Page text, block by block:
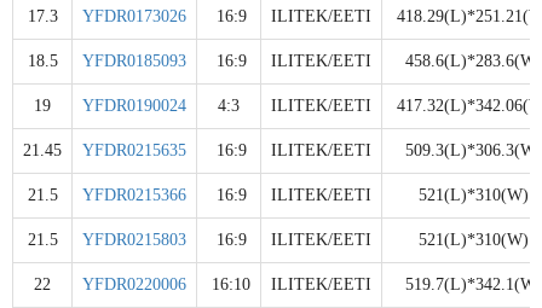
17.3 YFDR0173026 16:9 ILITEK/EETI
18.5 YFDR0185093 16:9 ILITEK/EETI 458.6(L)*283.6(W)
19 YFDR0190024 4:3 ILITEK/EETI
21.45 YFDR0215635 16:9 ILITEK/EETI 509.3(L)*306.3(W)
21.5 YFDR0215366 16:9 ILITEK/EETI 521(L)*310(W)
21.5 YFDR0215803 16:9 ILITEK/EETI 521(L)*310(W)
22 YFDR0220006 16:10 ILITEK/EETI 519.7(L)*342.1(W)